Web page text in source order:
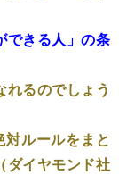
できる人」の条
れるのでしょう
対ルールをまと
（ダイヤモンド社